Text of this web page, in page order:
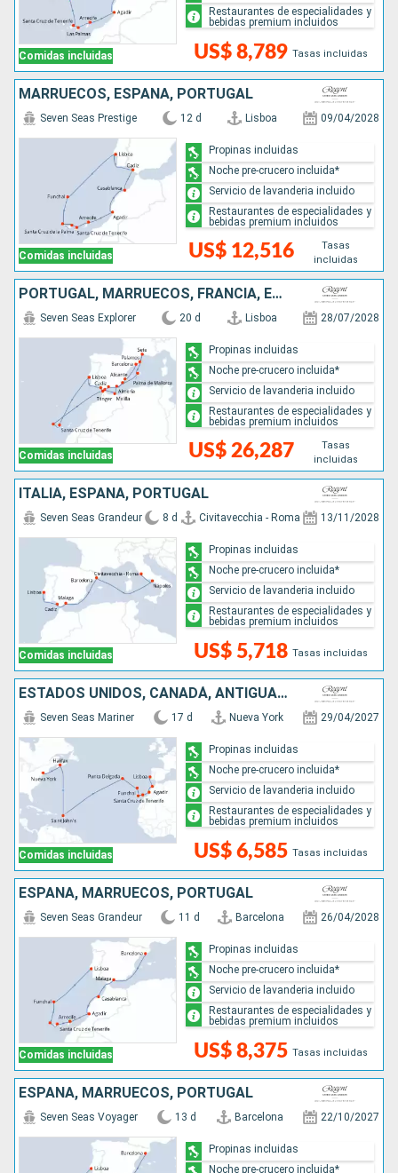
Comidas incluidas US$ 8,789 Tasas incluidas
Restaurantes de especialidades y
bebidas premium incluidos
MARRUECOS, ESPAÑA, PORTUGAL
Comidas incluidas
Seven Seas Prestige 12 d Lisboa 09/04/2028
US$ 12,516
Tasas
incluidas
Propinas incluidas
Noche pre-crucero incluida*
Servicio de lavanderia incluido
Restaurantes de especialidades y
bebidas premium incluidos
PORTUGAL, MARRUECOS, FRANCIA, ESPAÑA
Comidas incluidas
Seven Seas Explorer 20 d Lisboa 28/07/2028
US$ 26,287
Tasas
incluidas
Propinas incluidas
Noche pre-crucero incluida*
Servicio de lavanderia incluido
Restaurantes de especialidades y
bebidas premium incluidos
ITALIA, ESPAÑA, PORTUGAL
Comidas incluidas
Seven Seas Grandeur 8 d Civitavecchia - Roma 13/11/2028
US$ 5,718 Tasas incluidas
Propinas incluidas
Noche pre-crucero incluida*
Servicio de lavanderia incluido
Restaurantes de especialidades y
bebidas premium incluidos
ESTADOS UNIDOS, CANADÁ, ANTIGUA Y BARBUDA, MARRUECOS, PORTUGAL
Comidas incluidas
Seven Seas Mariner 17 d Nueva York 29/04/2027
US$ 6,585 Tasas incluidas
Propinas incluidas
Noche pre-crucero incluida*
Servicio de lavanderia incluido
Restaurantes de especialidades y
bebidas premium incluidos
ESPAÑA, MARRUECOS, PORTUGAL
Comidas incluidas
Seven Seas Grandeur 11 d Barcelona 26/04/2028
US$ 8,375 Tasas incluidas
Propinas incluidas
Noche pre-crucero incluida*
Servicio de lavanderia incluido
Restaurantes de especialidades y
bebidas premium incluidos
ESPAÑA, MARRUECOS, PORTUGAL
Seven Seas Voyager 13 d Barcelona 22/10/2027
Propinas incluidas
Noche pre-crucero incluida*